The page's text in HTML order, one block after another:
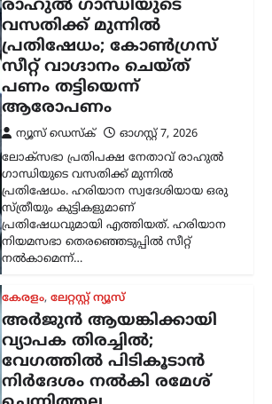
കേരളം,ലേറ്റസ്റ്റ് ന്യൂസ്
അര്‍ജുന്‍ ആയങ്കിക്കായി
വ്യാപക തിരച്ചില്‍;
വേഗത്തില്‍ പിടികൂടാന്‍
നിര്‍ദേശം നല്‍കി രമേശ്
ചെന്നിത്തല
ന്യൂസ് ഡെസ്ക്
ഓഗസ്റ്റ്‌ 7, 2026
പൊലീസിനെ പരസ്യമായി വെല്ലുവിളിച്ച
അര്‍ജുന്‍ ആയങ്കിയെ എത്രയും വേഗം
പിടികൂടാന്‍ ആഭ്യന്തരമന്ത്രി രമേശ്
ചെന്നിത്തല നിര്‍ദേശം നല്‍കിയതിനെ
തുടര്‍ന്ന് സംസ്ഥാനത്ത് പൊലീസ്
പരിശോധന ശക്തമാക്കി.
കൊച്ചിയടക്കമുള്ള വിവിധ…
ട്രെൻഡിംഗ്,ദേശീയം,
അയോധ്യ രാമക്ഷേത്ര
ഫണ്ടിൽ ക്രമക്കേടില്ലെന്ന്
സർക്കാർ; 3,300 കോടി
രൂപയുടെ കണക്കുകൾ